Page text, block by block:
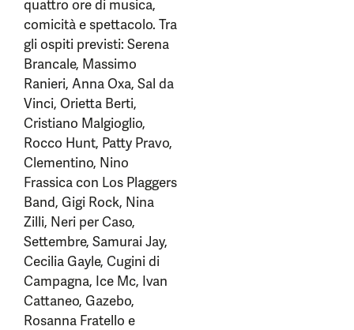
quattro ore di musica,
comicità e spettacolo. Tra
gli ospiti previsti: Serena
Brancale, Massimo
Ranieri, Anna Oxa, Sal da
Vinci, Orietta Berti,
Cristiano Malgioglio,
Rocco Hunt, Patty Pravo,
Clementino, Nino
Frassica con Los Plaggers
Band, Gigi Rock, Nina
Zilli, Neri per Caso,
Settembre, Samurai Jay,
Cecilia Gayle, Cugini di
Campagna, Ice Mc, Ivan
Cattaneo, Gazebo,
Rosanna Fratello e